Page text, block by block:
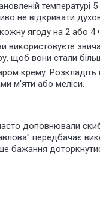
температурі
не відкривати
кожну ягоду на 2 або
щоб вони стали
крему.
м'яти або меліси.
доповнювали
передбачає
бажання